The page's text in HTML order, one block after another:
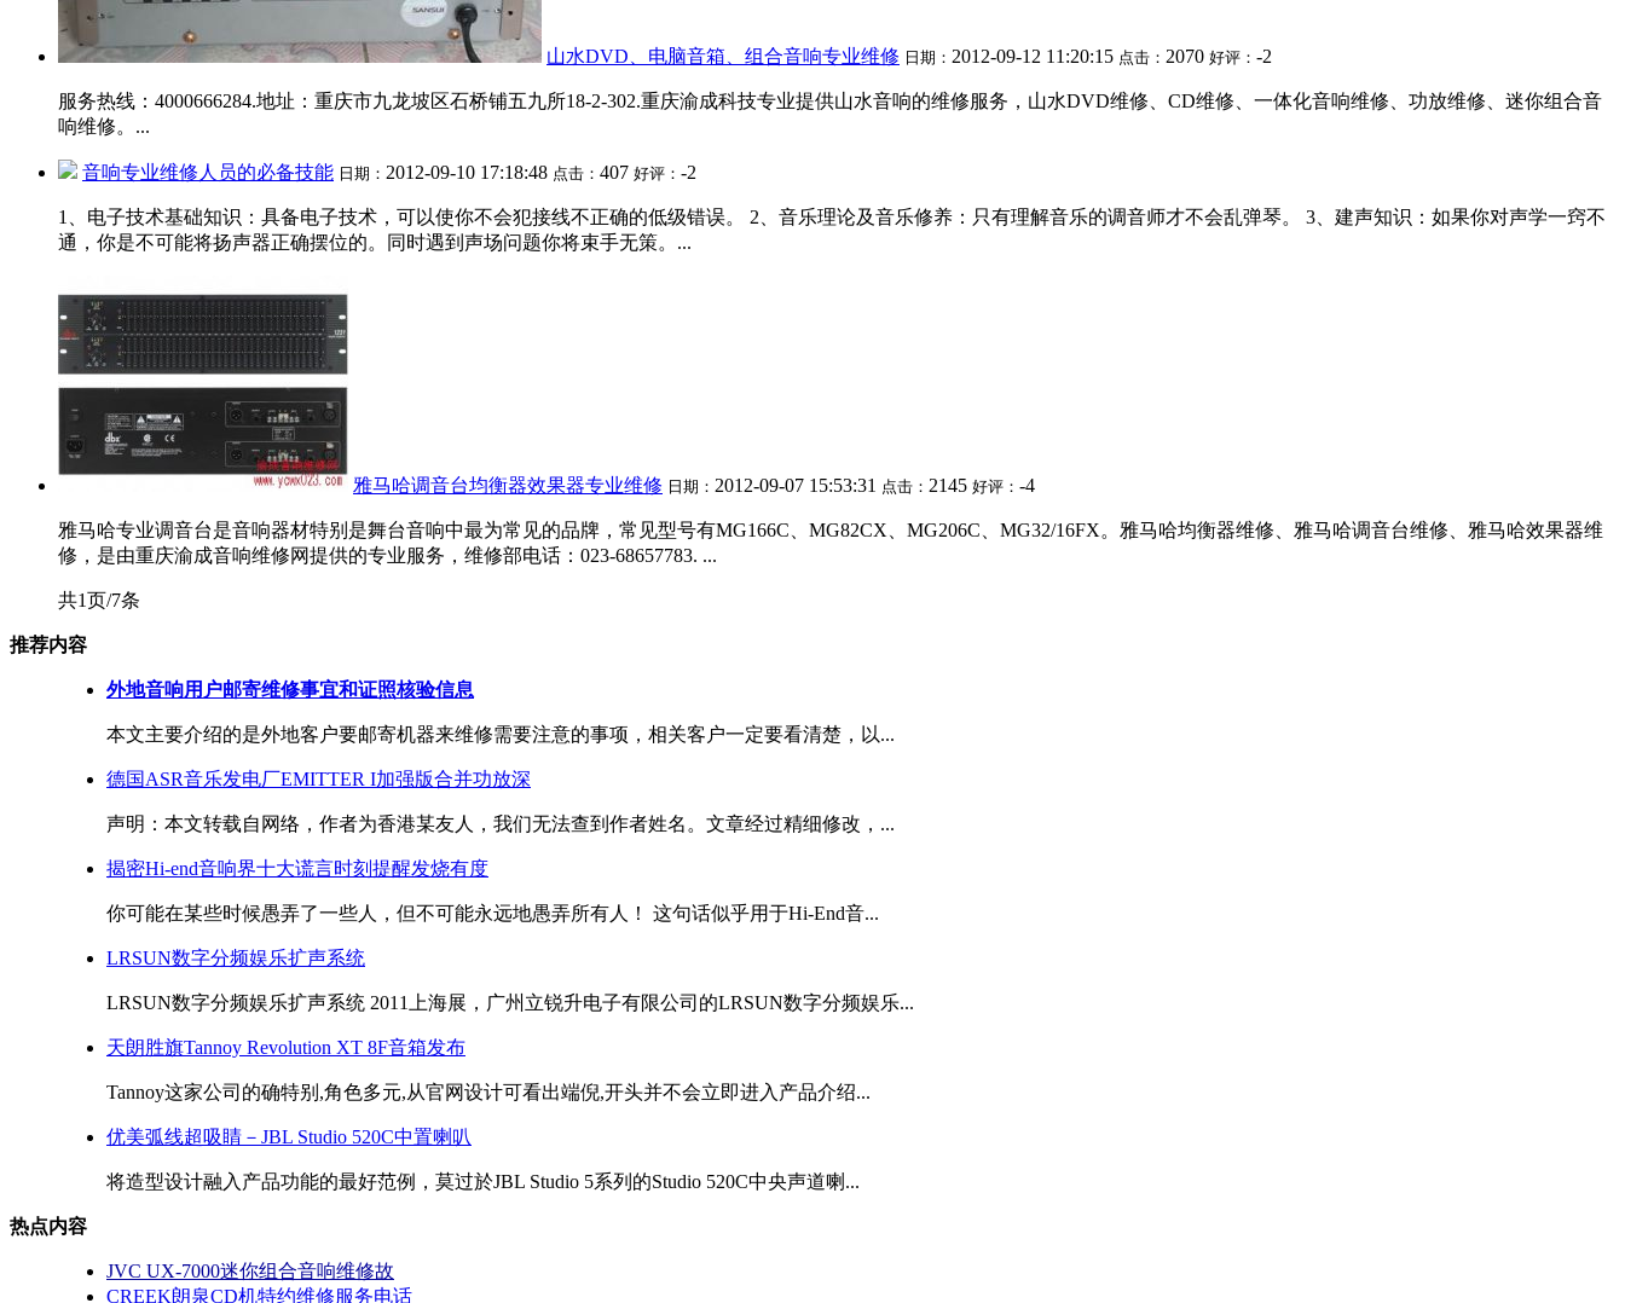
山水DVD、电脑音箱、组合音响专业维修 日期： 2012-09-12 11:20:15 点击： 2070 好评： -2
服务热线：4000666284.地址：重庆市九龙坡区石桥铺五九所18-2-302.重庆渝成科技专业提供山水音响的维修服务，山水DVD维修、CD维修、一体化音响维修、功放维修、迷你组合音
响维修。...
音响专业维修人员的必备技能 日期： 2012-09-10 17:18:48 点击： 407 好评： -2
1、电子技术基础知识：具备电子技术，可以使你不会犯接线不正确的低级错误。 2、音乐理论及音乐修养：只有理解音乐的调音师才不会乱弹琴。 3、建声知识：如果你对声学一窍不
通，你是不可能将扬声器正确摆位的。同时遇到声场问题你将束手无策。...
雅马哈调音台均衡器效果器专业维修 日期： 2012-09-07 15:53:31 点击： 2145 好评： -4
雅马哈专业调音台是音响器材特别是舞台音响中最为常见的品牌，常见型号有MG166C、MG82CX、MG206C、MG32/16FX。雅马哈均衡器维修、雅马哈调音台维修、雅马哈效果器维
修，是由重庆渝成音响维修网提供的专业服务，维修部电话：023-68657783. ...
共1页/7条
推荐内容
外地音响用户邮寄维修事宜和证照核验信息
本文主要介绍的是外地客户要邮寄机器来维修需要注意的事项，相关客户一定要看清楚，以...
德国ASR音乐发电厂EMITTER I加强版合并功放深
声明：本文转载自网络，作者为香港某友人，我们无法查到作者姓名。文章经过精细修改，...
揭密Hi-end音响界十大谎言时刻提醒发烧有度
你可能在某些时候愚弄了一些人，但不可能永远地愚弄所有人！ 这句话似乎用于Hi-End音...
LRSUN数字分频娱乐扩声系统
LRSUN数字分频娱乐扩声系统 2011上海展，广州立锐升电子有限公司的LRSUN数字分频娱乐...
天朗胜旗Tannoy Revolution XT 8F音箱发布
Tannoy这家公司的确特别,角色多元,从官网设计可看出端倪,开头并不会立即进入产品介绍...
优美弧线超吸睛－JBL Studio 520C中置喇叭
将造型设计融入产品功能的最好范例，莫过於JBL Studio 5系列的Studio 520C中央声道喇...
热点内容
JVC UX-7000迷你组合音响维修故
CREEK朗泉CD机特约维修服务电话